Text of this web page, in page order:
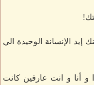
الإنسانة الوحيدة الي
أنا و انت عارفين كانت